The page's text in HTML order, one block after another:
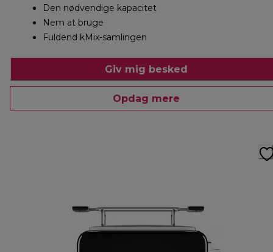
Den nødvendige kapacitet
Nem at bruge
Fuldend kMix-samlingen
Giv mig besked
Opdag mere